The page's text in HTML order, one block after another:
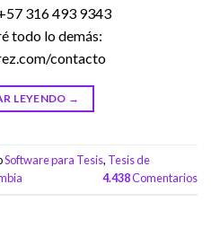
316 493 9343
todo lo demás:
contacto
LEYENDO →
Software para Tesis, Tesis de
4.438Comentarios